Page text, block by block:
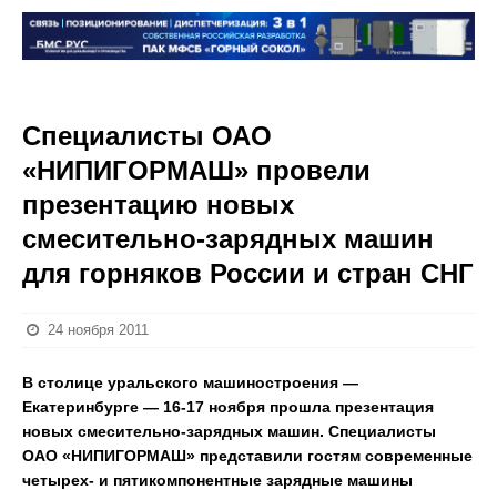
Специалисты ОАО
«НИПИГОРМАШ» провели
презентацию новых
смесительно-зарядных машин
для горняков России и стран СНГ
24 ноября 2011
В столице уральского машиностроения —
Екатеринбурге — 16-17 ноября прошла презентация
новых смесительно-зарядных машин. Специалисты
ОАО «НИПИГОРМАШ» представили гостям современные
четырех- и пятикомпонентные зарядные машины